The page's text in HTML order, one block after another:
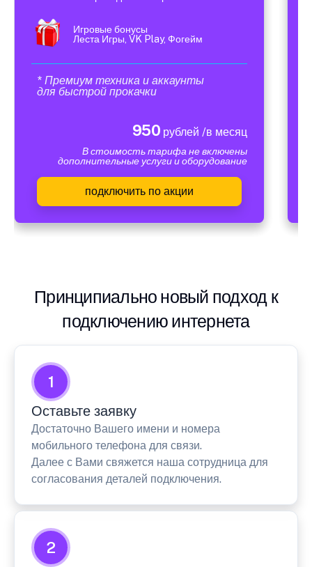
Игровые бонусы
Леста Игры, VK Play, Фогейм
* Премиум техника и аккаунты
для быстрой прокачки
950 рублей /в месяц
В стоимость тарифа не включены
дополнительные услуги и оборудование
подключить по акции
Принципиально новый подход к
подключению интернета
1
Оставьте заявку
Достаточно Вашего имени и номера
мобильного телефона для связи.
Далее с Вами свяжется наша сотрудница для
согласования деталей подключения.
2